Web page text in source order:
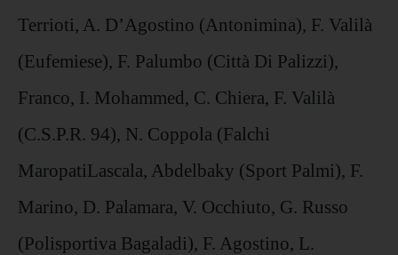
Terrioti, A. D’Agostino (Antonimina), F. Valilà
(Eufemiese), F. Palumbo (Città Di Palizzi),
Franco, I. Mohammed, C. Chiera, F. Valilà
(C.S.P.R. 94), N. Coppola (Falchi
MaropatiLascala, Abdelbaky (Sport Palmi), F.
Marino, D. Palamara, V. Occhiuto, G. Russo
(Polisportiva Bagaladi), F. Agostino, L.